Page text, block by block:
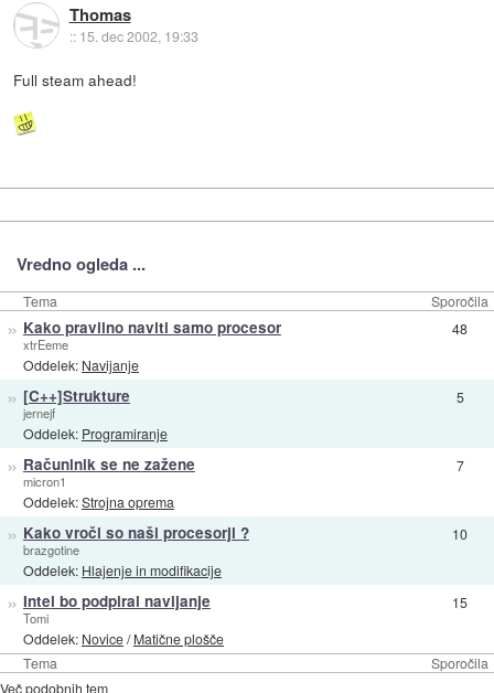
Thomas
:: 15. dec 2002, 19:33
Full steam ahead!
Vredno ogleda ...
Tema Sporočila
Tema Sporočila
» Kako pravilno naviti samo procesor
xtrEeme
Oddelek: Navijanje
48
» [C++]Strukture
jernejf
Oddelek: Programiranje
5
» Računlnik se ne zažene
micron1
Oddelek:Strojna oprema
7
» Kako vroči so naši procesorji ?
brazgotine
Oddelek: Hlajenje in modifikacije
10
» Intel bo podpiral navijanje
Tomi
Oddelek: Novice/Matične plošče
15
Več podobnih tem